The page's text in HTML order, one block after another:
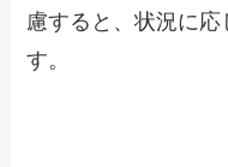
慮すると、状況に
す。